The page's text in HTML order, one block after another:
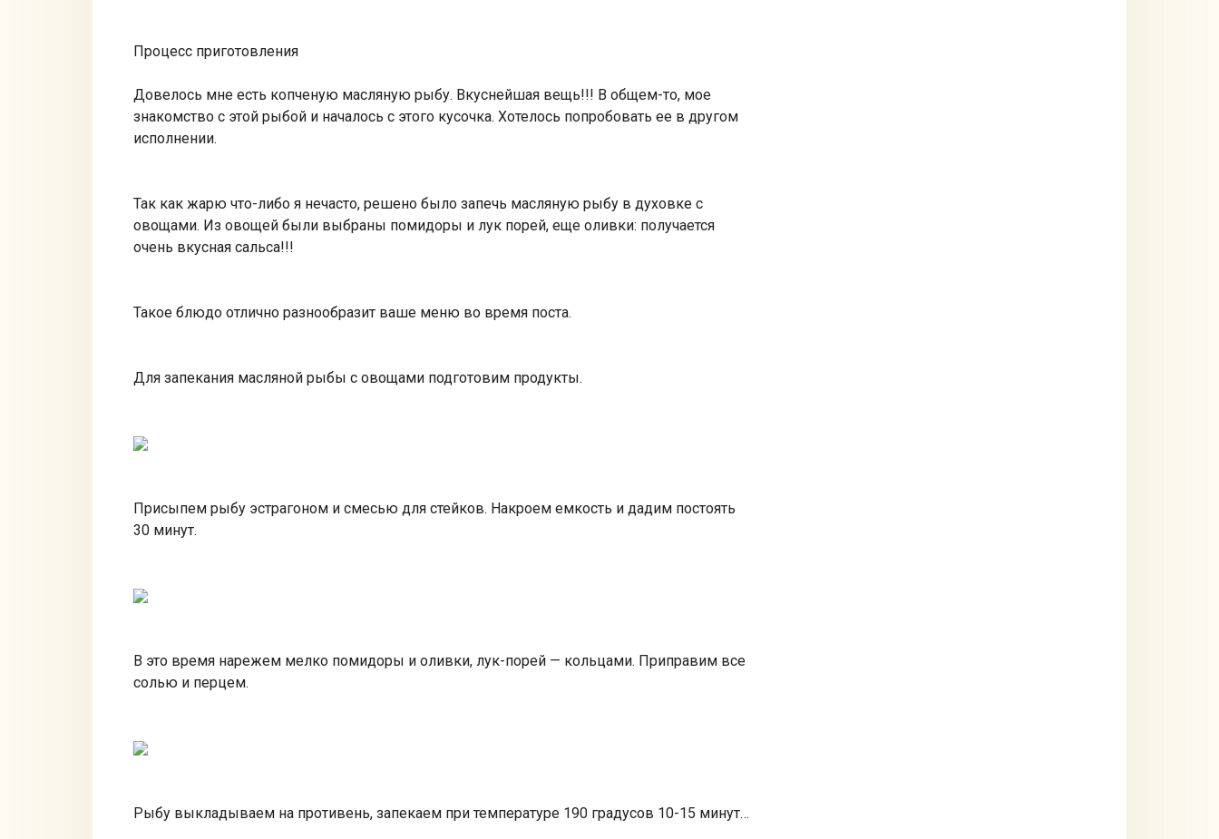
Процесс приготовления
Довелось мне есть копченую масляную рыбу. Вкуснейшая вещь!!! В общем-то, мое
знакомство с этой рыбой и началось с этого кусочка. Хотелось попробовать ее в другом
исполнении.
Так как жарю что-либо я нечасто, решено было запечь масляную рыбу в духовке с
овощами. Из овощей были выбраны помидоры и лук порей, еще оливки: получается
очень вкусная сальса!!!
Такое блюдо отлично разнообразит ваше меню во время поста.
Для запекания масляной рыбы с овощами подготовим продукты.
Присыпем рыбу эстрагоном и смесью для стейков. Накроем емкость и дадим постоять
30 минут.
В это время нарежем мелко помидоры и оливки, лук-порей — кольцами. Приправим все
солью и перцем.
Рыбу выкладываем на противень, запекаем при температуре 190 градусов 10-15 минут…